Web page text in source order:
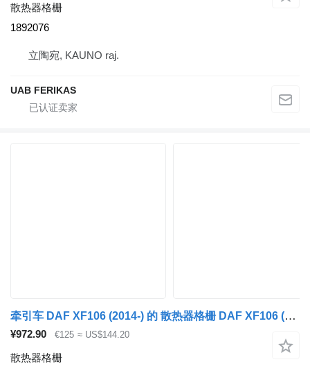
散热器格栅
1892076
立陶宛, KAUNO raj.
UAB FERIKAS
牵引车 DAF XF106 (2014-) 的 散热器格栅 DAF XF106 (01.14-) 1892074
¥972.90 €125 ≈ US$144.20
散热器格栅